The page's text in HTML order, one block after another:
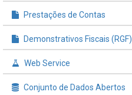
Prestações de Contas
Demonstrativos Fiscais (RGF)
Web Service
Conjunto de Dados Abertos